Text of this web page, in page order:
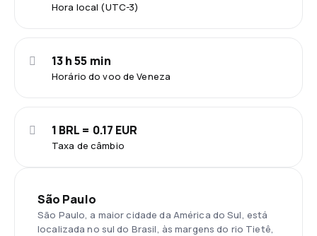
Hora local (UTC-3)
Horário do voo de Veneza
13 h 55 min
Taxa de câmbio
1 BRL = 0.17 EUR
São Paulo
São Paulo, a maior cidade da América do Sul, está
localizada no sul do Brasil, às margens do rio Tietê,